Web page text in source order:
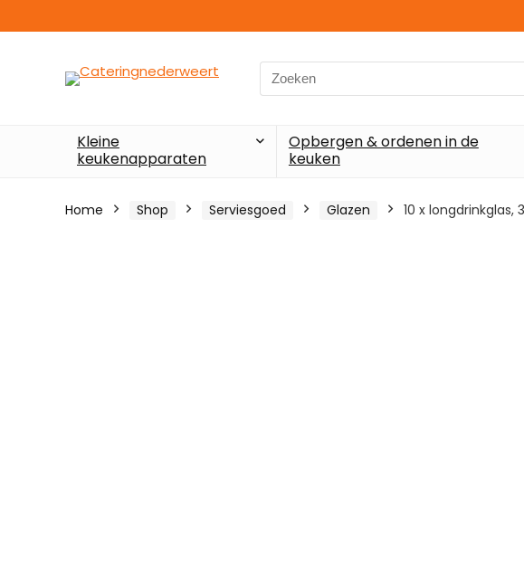
Search
for:
Kleine
keukenapparaten
Opbergen & ordenen in de
keuken
Home Shop Serviesgoed Glazen 10 x